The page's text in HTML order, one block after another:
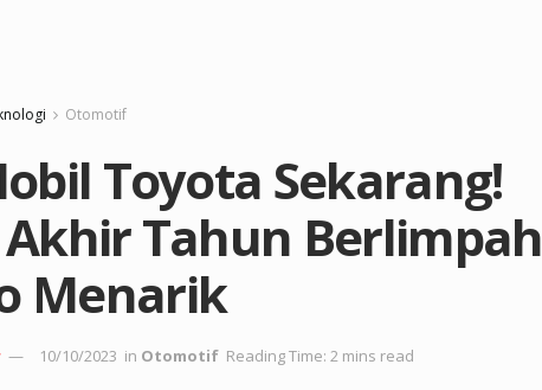
Otomotif
Toyota Sekarang!
Akhir Tahun Berlimpah
Menarik
10/10/2023 in Otomotif Reading Time: 2 mins read